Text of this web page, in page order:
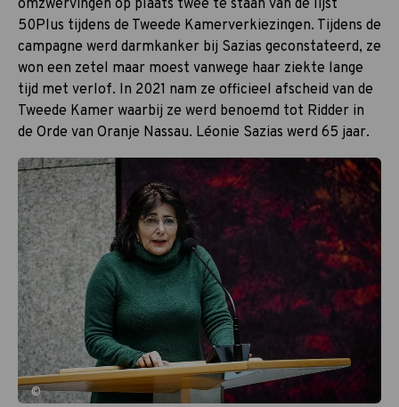
omzwervingen op plaats twee te staan van de lijst
50Plus tijdens de Tweede Kamerverkiezingen. Tijdens de
campagne werd darmkanker bij Sazias geconstateerd, ze
won een zetel maar moest vanwege haar ziekte lange
tijd met verlof. In 2021 nam ze officieel afscheid van de
Tweede Kamer waarbij ze werd benoemd tot Ridder in
de Orde van Oranje Nassau. Léonie Sazias werd 65 jaar.
©